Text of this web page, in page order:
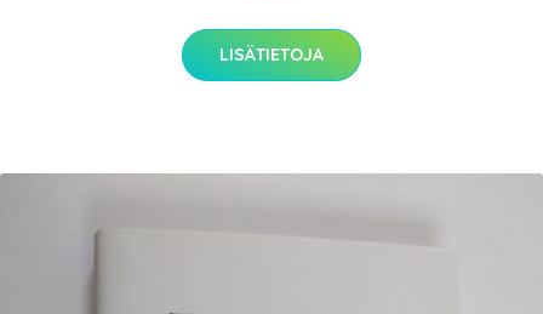
LISÄTIETOJA